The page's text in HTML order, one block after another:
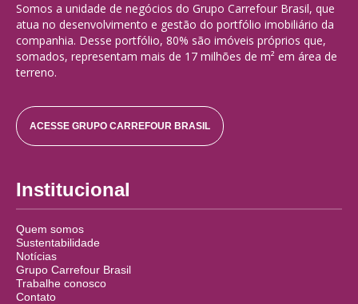
Somos a unidade de negócios do Grupo Carrefour Brasil, que
atua no desenvolvimento e gestão do portfólio imobiliário da
companhia. Desse portfólio, 80% são imóveis próprios que,
somados, representam mais de 17 milhões de m² em área de
terreno.
ACESSE GRUPO CARREFOUR BRASIL
Institucional
Quem somos
Sustentabilidade
Notícias
Grupo Carrefour Brasil
Trabalhe conosco
Contato